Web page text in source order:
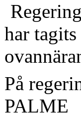
har
På
PALME